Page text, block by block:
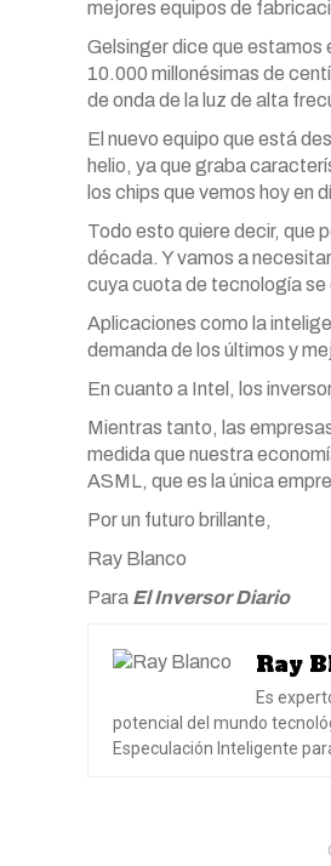
mejores equipos de
Gelsinger dice que estamos
10.000 millonésimas de
de onda de la luz de alta
El nuevo equipo que está
helio, ya que graba
los chips que vemos hoy en
Todo esto quiere decir, que
década. Y vamos a
cuya cuota de tecnología se
Aplicaciones como la
demanda de los últimos y
En cuanto a Intel, los
Mientras tanto, las
medida que nuestra
ASML, que es la única
Por un futuro brillante,
Ray Blanco
Para El Inversor Diario
Ray
Es
potencial del mundo
Especulación Inteligente